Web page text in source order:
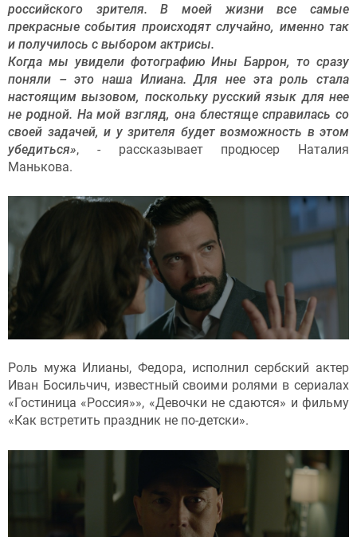
российского зрителя. В моей жизни все самые
прекрасные события происходят случайно, именно так
и получилось с выбором актрисы.
Когда мы увидели фотографию Ины Баррон, то сразу
поняли – это наша Илиана. Для нее эта роль стала
настоящим вызовом, поскольку русский язык для нее
не родной. На мой взгляд, она блестяще справилась со
своей задачей, и у зрителя будет возможность в этом
убедиться», - рассказывает продюсер Наталия
Манькова.
Роль мужа Илианы, Федора, исполнил сербский актер
Иван Босильчич, известный своими ролями в сериалах
«Гостиница «Россия»», «Девочки не сдаются» и фильму
«Как встретить праздник не по-детски».